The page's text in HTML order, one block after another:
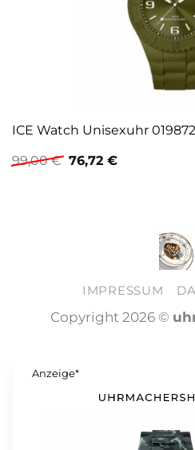
ICE Watch Unisexuhr
99,00€ Ursprünglicher
Preis
76,72 €Aktueller
IMPRESSUM
Copyright 2026 ©
Anzeige*